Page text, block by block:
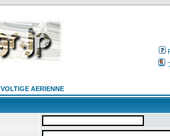
VOLTIGE AERIENNE